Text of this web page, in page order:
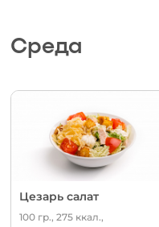
Среда
Цезарь салат
100 гр., 275 ккал.,